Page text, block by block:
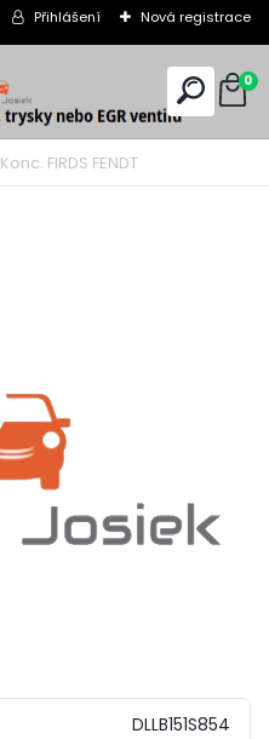
Přihlášení Nová registrace
0
Konc. FIRDS FENDT
DLLB151S854